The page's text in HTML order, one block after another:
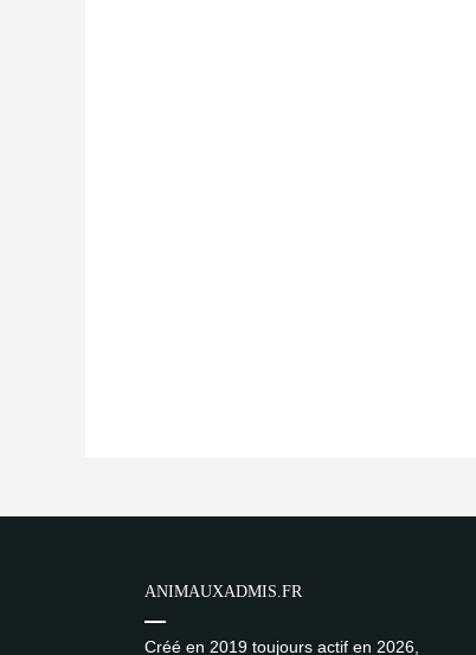
ANIMAUXADMIS.FR
Créé en 2019 toujours actif en 2026,